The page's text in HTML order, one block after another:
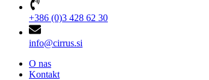
+386 (0)3 428 62 30
info@cirrus.si
O nas
Kontakt